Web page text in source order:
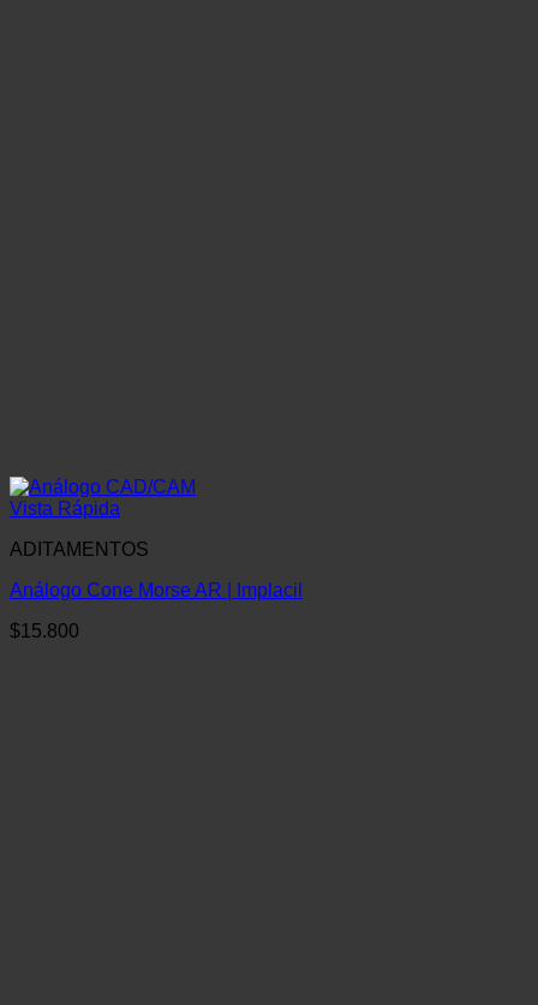
Vista Rápida
ADITAMENTOS
Análogo Cone Morse AR | Implacil
$15.800